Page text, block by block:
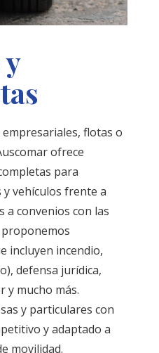
flotas o
ofrece
para
vehículos frente a
a convenios con las
incluyen incendio,
defensa jurídica,
y mucho más.
y particulares con
y adaptado a
movilidad.